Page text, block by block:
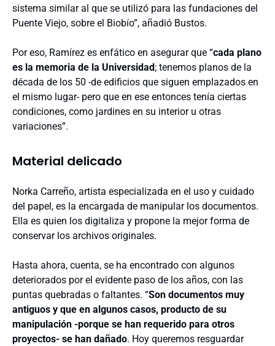
sistema similar al que se utilizó para las fundaciones del
Puente Viejo, sobre el Biobío”, añadió Bustos.
Por eso, Ramírez es enfático en asegurar que “cada plano
es la memoria de la Universidad; tenemos planos de la
década de los 50 -de edificios que siguen emplazados en
el mismo lugar- pero que en ese entonces tenía ciertas
condiciones, como jardines en su interior u otras
variaciones”.
Material delicado
Norka Carreño, artista especializada en el uso y cuidado
del papel, es la encargada de manipular los documentos.
Ella es quien los digitaliza y propone la mejor forma de
conservar los archivos originales.
Hasta ahora, cuenta, se ha encontrado con algunos
deteriorados por el evidente paso de los años, con las
puntas quebradas o faltantes. “Son documentos muy
antiguos y que en algunos casos, producto de su
manipulación -porque se han requerido para otros
proyectos- se han dañado. Hoy queremos resguardar